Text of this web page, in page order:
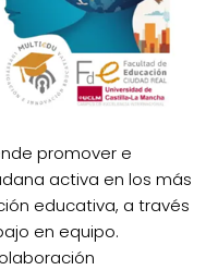
promover e
activa en los más
educativa, a través
en equipo.